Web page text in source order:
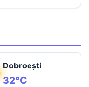
Dobroești
32°C